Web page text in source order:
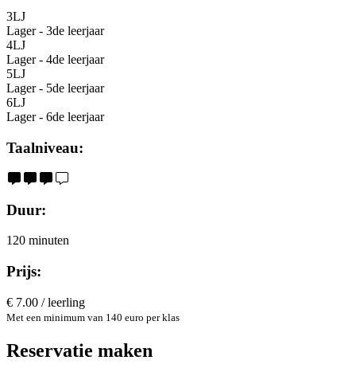
3LJ
Lager - 3de leerjaar
4LJ
Lager - 4de leerjaar
5LJ
Lager - 5de leerjaar
6LJ
Lager - 6de leerjaar
Taalniveau:
Duur:
120 minuten
Prijs:
€ 7.00 / leerling
Met een minimum van 140 euro per klas
Reservatie maken